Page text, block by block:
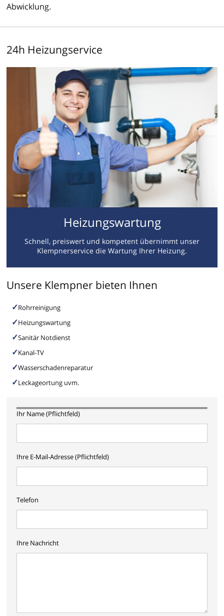
Abwicklung.
24h Heizungservice
Heizungswartung
Schnell, preiswert und kompetent übernimmt unser
Klempnerservice die Wartung Ihrer Heizung.
Unsere Klempner bieten Ihnen
Rohrreinigung
Heizungswartung
Sanitär Notdienst
Kanal-TV
Wasserschadenreparatur
Leckageortung uvm.
Ihr Name (Pflichtfeld)
Ihre E-Mail-Adresse (Pflichtfeld)
Telefon
Ihre Nachricht